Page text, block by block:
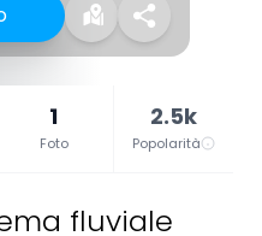
1
Foto
2.5k
Popolarità
fluviale